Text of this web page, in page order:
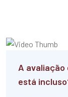
A avaliação
está